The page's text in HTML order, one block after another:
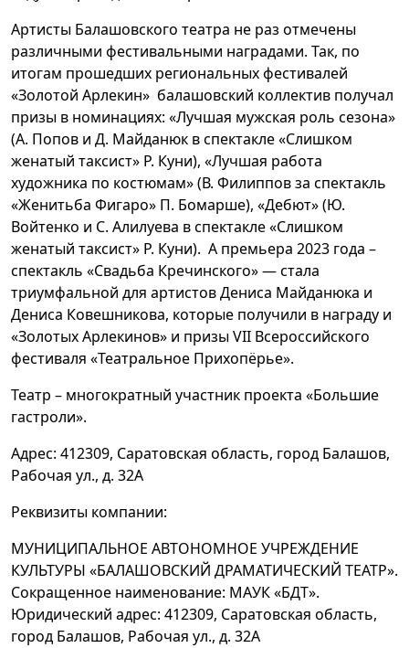
Артисты Балашовского театра не раз отмечены
различными фестивальными наградами. Так, по
итогам прошедших региональных фестивалей
«Золотой Арлекин» балашовский коллектив получал
призы в номинациях: «Лучшая мужская роль сезона»
(А. Попов и Д. Майданюк в спектакле «Слишком
женатый таксист» Р. Куни), «Лучшая работа
художника по костюмам» (В. Филиппов за спектакль
«Женитьба Фигаро» П. Бомарше), «Дебют» (Ю.
Войтенко и С. Алилуева в спектакле «Слишком
женатый таксист» Р. Куни). А премьера 2023 года –
спектакль «Свадьба Кречинского» — стала
триумфальной для артистов Дениса Майданюка и
Дениса Ковешникова, которые получили в награду и
«Золотых Арлекинов» и призы VII Всероссийского
фестиваля «Театральное Прихопёрье».
Театр – многократный участник проекта «Большие
гастроли».
Адрес: 412309, Саратовская область, город Балашов,
Рабочая ул., д. 32А
Реквизиты компании:
МУНИЦИПАЛЬНОЕ АВТОНОМНОЕ УЧРЕЖДЕНИЕ
КУЛЬТУРЫ «БАЛАШОВСКИЙ ДРАМАТИЧЕСКИЙ ТЕАТР».
Сокращенное наименование: МАУК «БДТ».
Юридический адрес: 412309, Саратовская область,
город Балашов, Рабочая ул., д. 32А